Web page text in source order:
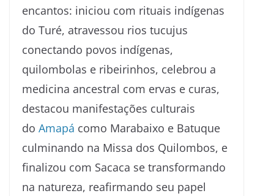
encantos: iniciou com rituais indígenas
do Turé, atravessou rios tucujus
conectando povos indígenas,
quilombolas e ribeirinhos, celebrou a
medicina ancestral com ervas e curas,
destacou manifestações culturais
do Amapá como Marabaixo e Batuque
culminando na Missa dos Quilombos, e
finalizou com Sacaca se transformando
na natureza, reafirmando seu papel